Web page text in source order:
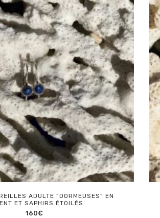
ADULTE “DORMEUSES” EN
ET SAPHIRS ÉTOILÉS
160€